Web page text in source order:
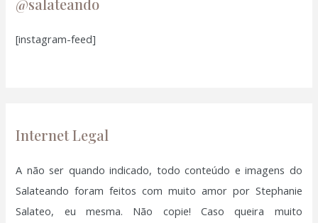
s
r
[instagram-feed]
Internet Legal
A não ser quando indicado, todo conteúdo e imagens do
Salateando foram feitos com muito amor por Stephanie
Salateo, eu mesma. Não copie! Caso queira muito